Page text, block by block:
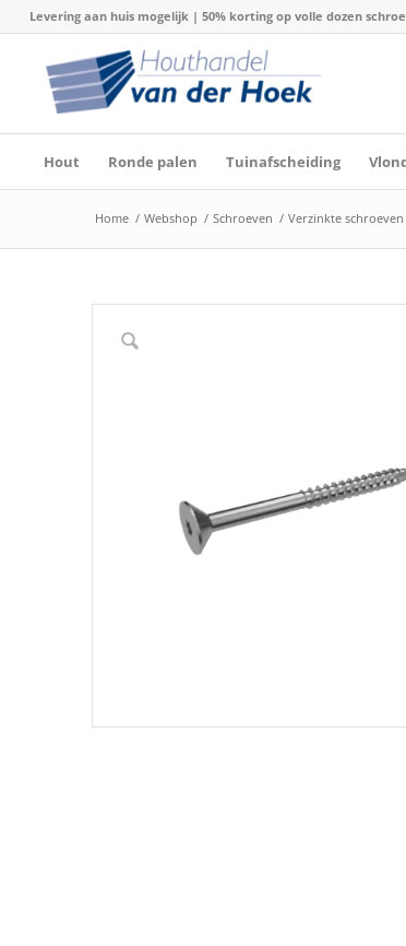
Levering aan huis mogelijk | 50% korting op volle dozen
Hout Ronde palen Tuinafscheiding
Home / Webshop / Schroeven / Verzinkte schroeven